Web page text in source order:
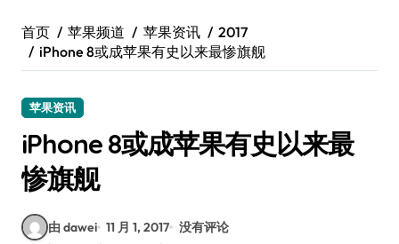
首页 苹果频道 苹果资讯
2017
iPhone 8或成苹果有史以来最惨旗舰
苹果资讯
iPhone 8或成苹果有史以来最
惨旗舰
由 dawei 11 月 1, 2017 没有评论